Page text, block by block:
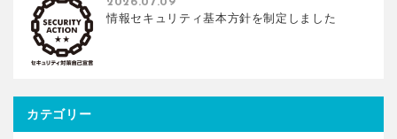
情報セキュリティ基本方針を制定しました
2026.07.09
カテゴリー